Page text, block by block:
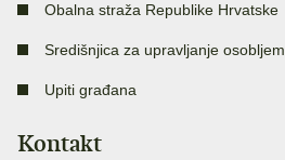
Obalna straža Republike Hrvatske
Središnjica za upravljanje osobljem
Upiti građana
Kontakt